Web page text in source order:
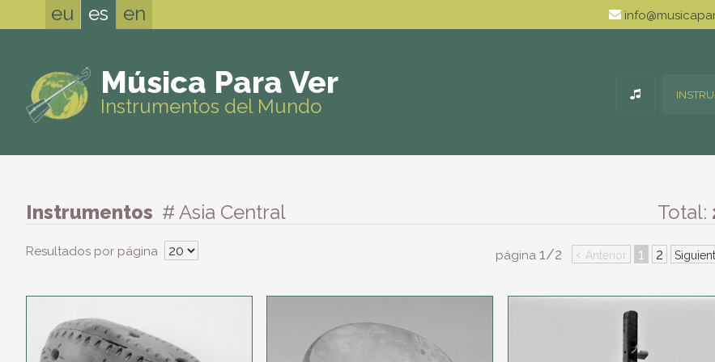
eu es en
Música Para Ver
Instrumentos del Mundo
Instrumentos # Asia Central Total:
Resultados por página página 1/2 ‹ Anterior 1 2